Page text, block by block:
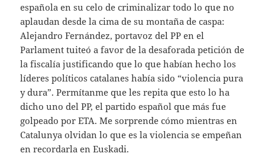
española en su celo de criminalizar todo lo que no
aplaudan desde la cima de su montaña de caspa:
Alejandro Fernández, portavoz del PP en el
Parlament tuiteó a favor de la desaforada petición de
la fiscalía justificando que lo que habían hecho los
líderes políticos catalanes había sido “violencia pura
y dura”. Permítanme que les repita que esto lo ha
dicho uno del PP, el partido español que más fue
golpeado por ETA. Me sorprende cómo mientras en
Catalunya olvidan lo que es la violencia se empeñan
en recordarla en Euskadi.